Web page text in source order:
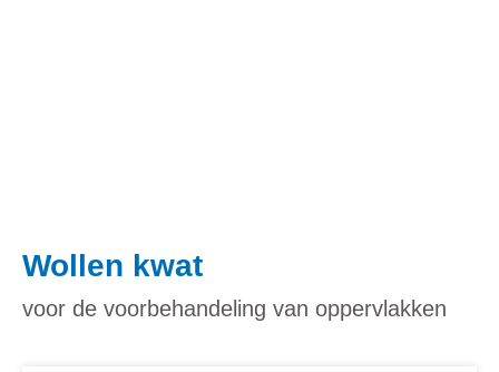
Wollen kwat
voor de voorbehandeling van oppervlakken